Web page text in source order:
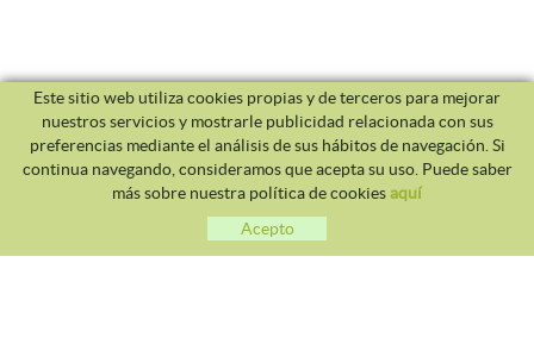
Este sitio web utiliza cookies propias y de terceros para mejorar
nuestros servicios y mostrarle publicidad relacionada con sus
preferencias mediante el análisis de sus hábitos de navegación. Si
continua navegando, consideramos que acepta su uso. Puede saber
más sobre nuestra política de cookiesaquí
Acepto